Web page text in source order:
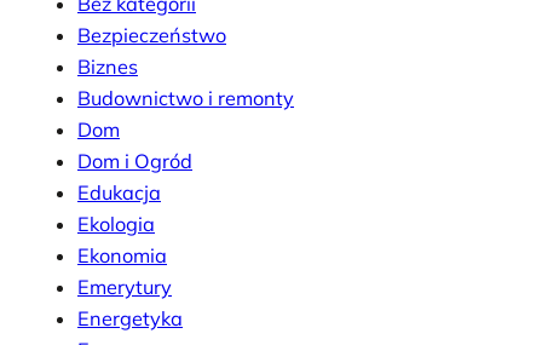
Bezpieczeństwo
Biznes
Budownictwo i remonty
Dom
Dom i Ogród
Edukacja
Ekologia
Ekonomia
Emerytury
Energetyka